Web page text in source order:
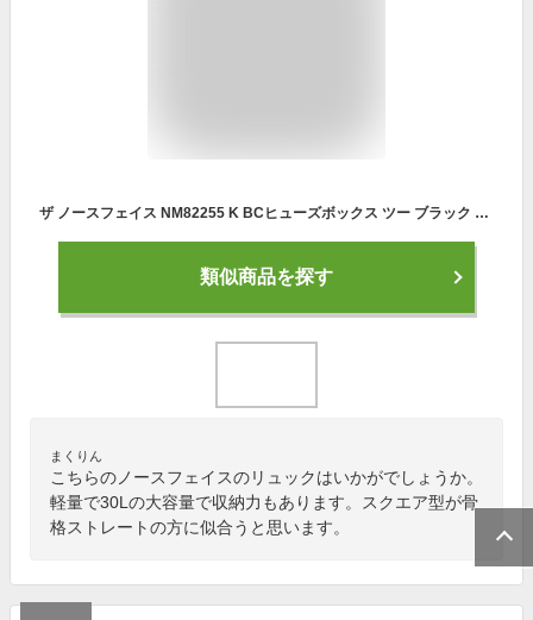
ザ ノースフェイス NM82255 K BCヒューズボックス ツー ブラック 黒 2023年カタログ掲載商品 The North Face BC Fuse Box II 30L fuse box 2 BLACK 軽量、リサイクルナイロン使用 日本正規品
類似商品を探す
まくりん
こちらのノースフェイスのリュックはいかがでしょうか。
軽量で30Lの大容量で収納力もあります。スクエア型が骨
格ストレートの方に似合うと思います。